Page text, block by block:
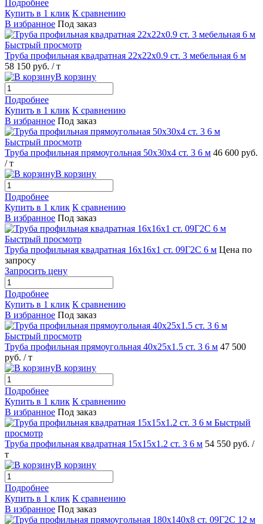
Подробнее
Купить в 1 клик К сравнению
В избранное Под заказ
Быстрый просмотр
Труба профильная квадратная 22х22х0.9 ст. 3 мебельная 6 м
58 150 руб. / т
В корзину
Подробнее
Купить в 1 клик К сравнению
В избранное Под заказ
Быстрый просмотр
Труба профильная прямоугольная 50х30х4 ст. 3 6 м 46 600 руб.
/ т
В корзину
Подробнее
Купить в 1 клик К сравнению
В избранное Под заказ
Быстрый просмотр
Труба профильная квадратная 16х16х1 ст. 09Г2С 6 м Цена по
запросу
Запросить цену
Подробнее
Купить в 1 клик К сравнению
В избранное Под заказ
Быстрый просмотр
Труба профильная прямоугольная 40х25х1.5 ст. 3 6 м 47 500
руб. / т
В корзину
Подробнее
Купить в 1 клик К сравнению
В избранное Под заказ
Быстрый
просмотр
Труба профильная квадратная 15х15х1.2 ст. 3 6 м 54 550 руб. /
т
В корзину
Подробнее
Купить в 1 клик К сравнению
В избранное Под заказ